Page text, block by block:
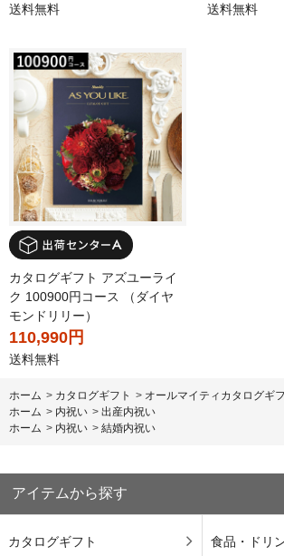
送料無料 送料無料
カタログギフト アズユーライ
ク 100900円コース （ダイヤ
モンドリリー）
110,990円
送料無料
ホーム > カタログギフト > オールマイティカタログギ
ホーム > 内祝い > 出産内祝い
ホーム > 内祝い > 結婚内祝い
アイテムから探す
カタログギフト 食品・ドリ